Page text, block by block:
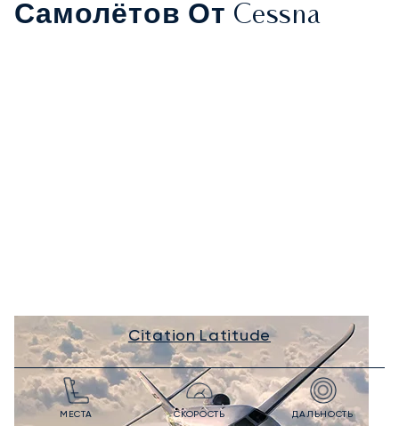
Самолётов От Cessna
Citation Latitude
МЕСТА СКОРОСТЬ ДАЛЬНОСТЬ